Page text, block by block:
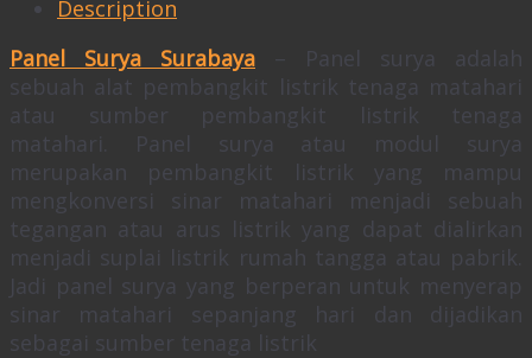
Description
Panel Surya Surabaya – Panel surya adalah
sebuah alat pembangkit listrik tenaga matahari
atau sumber pembangkit listrik tenaga
matahari. Panel surya atau modul surya
merupakan pembangkit listrik yang mampu
mengkonversi sinar matahari menjadi sebuah
tegangan atau arus listrik yang dapat dialirkan
menjadi suplai listrik rumah tangga atau pabrik.
Jadi panel surya yang berperan untuk menyerap
sinar matahari sepanjang hari dan dijadikan
sebagai sumber tenaga listrik